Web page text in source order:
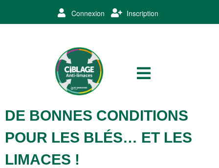
Connexion Inscription
DE BONNES CONDITIONS
POUR LES BLÉS… ET LES
LIMACES !